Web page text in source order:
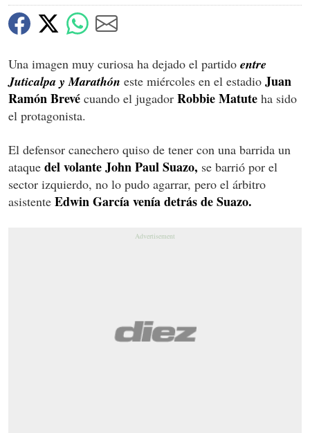
seconds
Una imagen muy curiosa ha dejado el partido entre
Juticalpa y Marathón este miércoles en el estadio Juan
Ramón Brevé cuando el jugador Robbie Matute ha sido
el protagonista.
El defensor canechero quiso de tener con una barrida un
ataque del volante John Paul Suazo, se barrió por el
sector izquierdo, no lo pudo agarrar, pero el árbitro
asistente Edwin García venía detrás de Suazo.